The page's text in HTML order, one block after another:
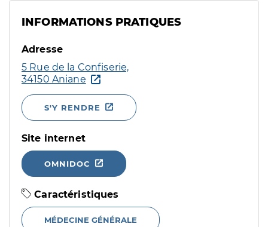
INFORMATIONS PRATIQUES
Adresse
5 Rue de la Confiserie,
34150 Aniane
S'Y RENDRE
Site internet
OMNIDOC
Caractéristiques
MÉDECINE GÉNÉRALE